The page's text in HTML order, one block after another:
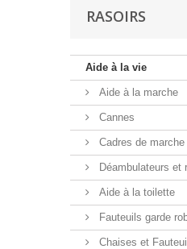
RASOIRS
Aide à la vie
Aide à la marche
Cannes
Cadres de marche
Déambulateurs et
Aide à la toilette
Fauteuils garde
Chaises et